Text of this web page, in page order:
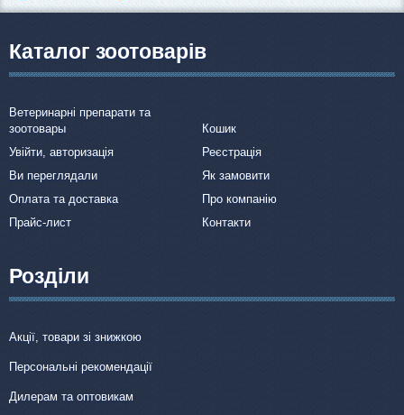
Каталог зоотоварів
Ветеринарні препарати та
зоотовары
Кошик
Увійти, авторизація
Реєстрація
Ви переглядали
Як замовити
Оплата та доставка
Про компанію
Прайс-лист
Контакти
Розділи
Акції, товари зі знижкою
Персональні рекомендації
Дилерам та оптовикам